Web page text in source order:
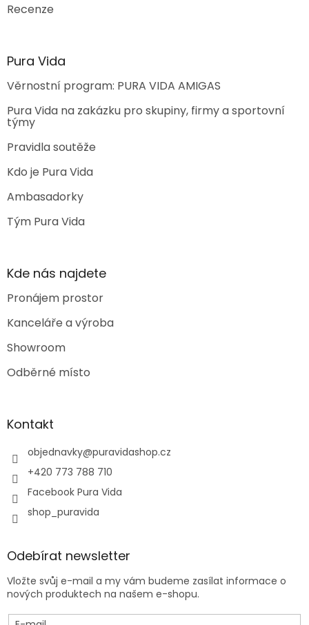
Recenze
Pura Vida
Věrnostní program: PURA VIDA AMIGAS
Pura Vida na zakázku pro skupiny, firmy a sportovní
týmy
Pravidla soutěže
Kdo je Pura Vida
Ambasadorky
Tým Pura Vida
Kde nás najdete
Pronájem prostor
Kanceláře a výroba
Showroom
Odběrné místo
Kontakt
objednavky@puravidashop.cz
+420 773 788 710
Facebook Pura Vida
shop_puravida
Odebírat newsletter
Vložte svůj e-mail a my vám budeme zasílat informace o
nových produktech na našem e-shopu.